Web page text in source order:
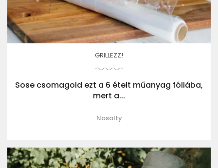
GRILLEZZ!
Sose csomagold ezt a 6 ételt műanyag fóliába,
mert a...
Nosalty